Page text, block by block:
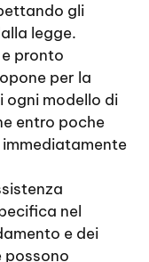
gli
legge.
pronto
per la
ogni modello di
entro poche
nel
e dei
possono